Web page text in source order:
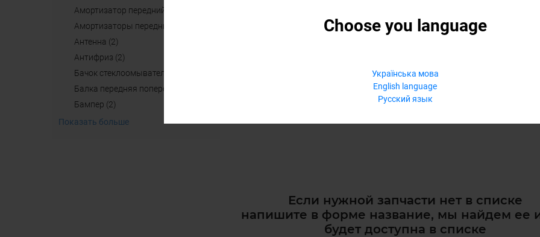
Choose you language
Українська мова
English language
Русский язык
амортизатор передний (2)
амортизаторы передние (2)
антенна (2)
aнтифриз (2)
бачок стеклоомывателя (4)
балка передняя поперечная б/у (2)
бампер (2)
Показать больше
Если нужной запчасти нет в списке
напишите в форме название, мы найдем ее
будет доступна в списке